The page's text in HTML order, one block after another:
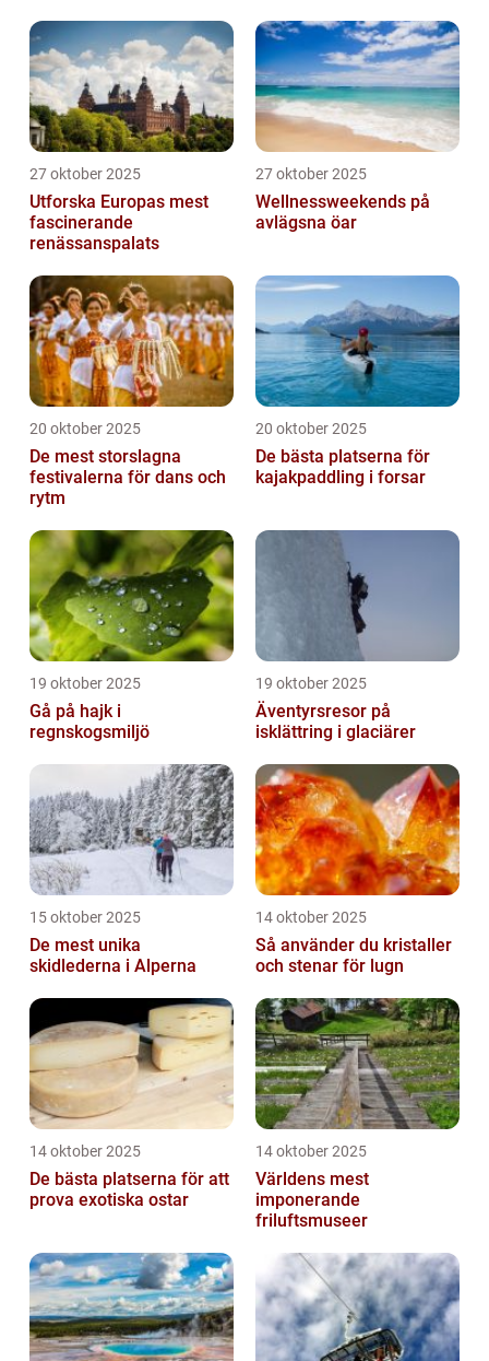
27 oktober 2025
Utforska Europas mest
fascinerande
renässanspalats
27 oktober 2025
Wellnessweekends på
avlägsna öar
20 oktober 2025
De mest storslagna
festivalerna för dans och
rytm
20 oktober 2025
De bästa platserna för
kajakpaddling i forsar
19 oktober 2025
Gå på hajk i
regnskogsmiljö
19 oktober 2025
Äventyrsresor på
isklättring i glaciärer
15 oktober 2025
De mest unika
skidlederna i Alperna
14 oktober 2025
Så använder du kristaller
och stenar för lugn
14 oktober 2025
De bästa platserna för att
prova exotiska ostar
14 oktober 2025
Världens mest
imponerande
friluftsmuseer